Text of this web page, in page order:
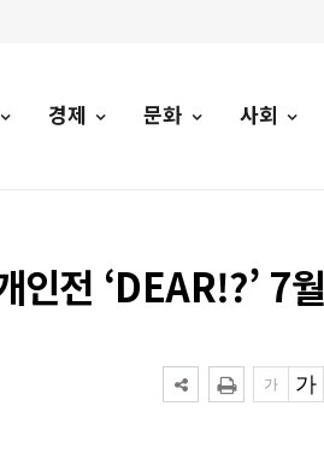
경제 문화 사회
인전 ‘DEAR!?’ 7월